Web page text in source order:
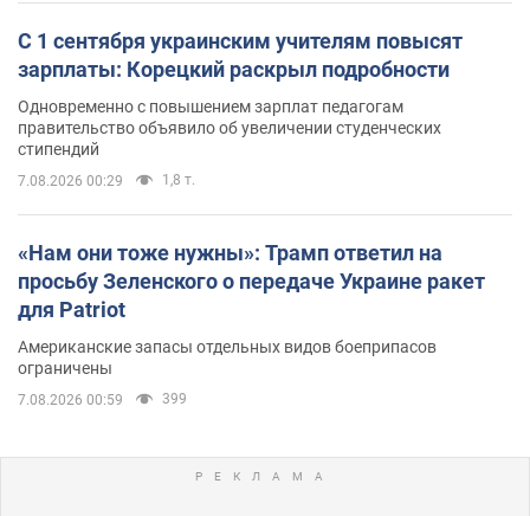
С 1 сентября украинским учителям повысят
зарплаты: Корецкий раскрыл подробности
Одновременно с повышением зарплат педагогам
правительство объявило об увеличении студенческих
стипендий
7.08.2026 00:29 1,8 т.
«Нам они тоже нужны»: Трамп ответил на
просьбу Зеленского о передаче Украине ракет
для Patriot
Американские запасы отдельных видов боеприпасов
ограничены
7.08.2026 00:59 399